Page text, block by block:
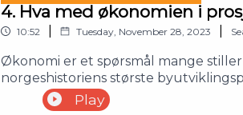
4. Hva med økonomien i
10:52 Tuesday, November 28, 2023
Økonomi er et spørsmål mange
norgeshistoriens største
informasjon og klarhet rundt
Play